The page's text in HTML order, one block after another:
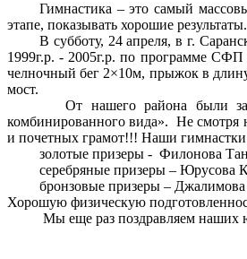
Гимнастика – это самый
этапе, показывать хорошие результаты.
В субботу, 24 апреля, в г.
1999г.р. - 2005г.р. по программе
челночный бег 2×10м, прыжок в длину
мост.
От нашего района были
комбинированного вида». Не смотря
и почетных грамот!!! Наши гимнастки
золотые призеры - Филонова
серебряные призеры – Юрусова
бронзовые призеры – Джалимова
Хорошую физическую
Мы еще раз поздравляем наших